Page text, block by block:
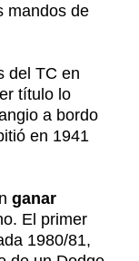
mandos de
del TC en
título lo
a bordo
en 1941
ganar
El primer
1980/81,